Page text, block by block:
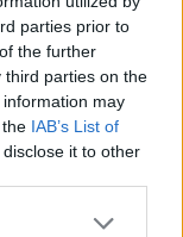
parties prior to
the further
third parties on the
information may
IAB’s List of
it to other
με τα